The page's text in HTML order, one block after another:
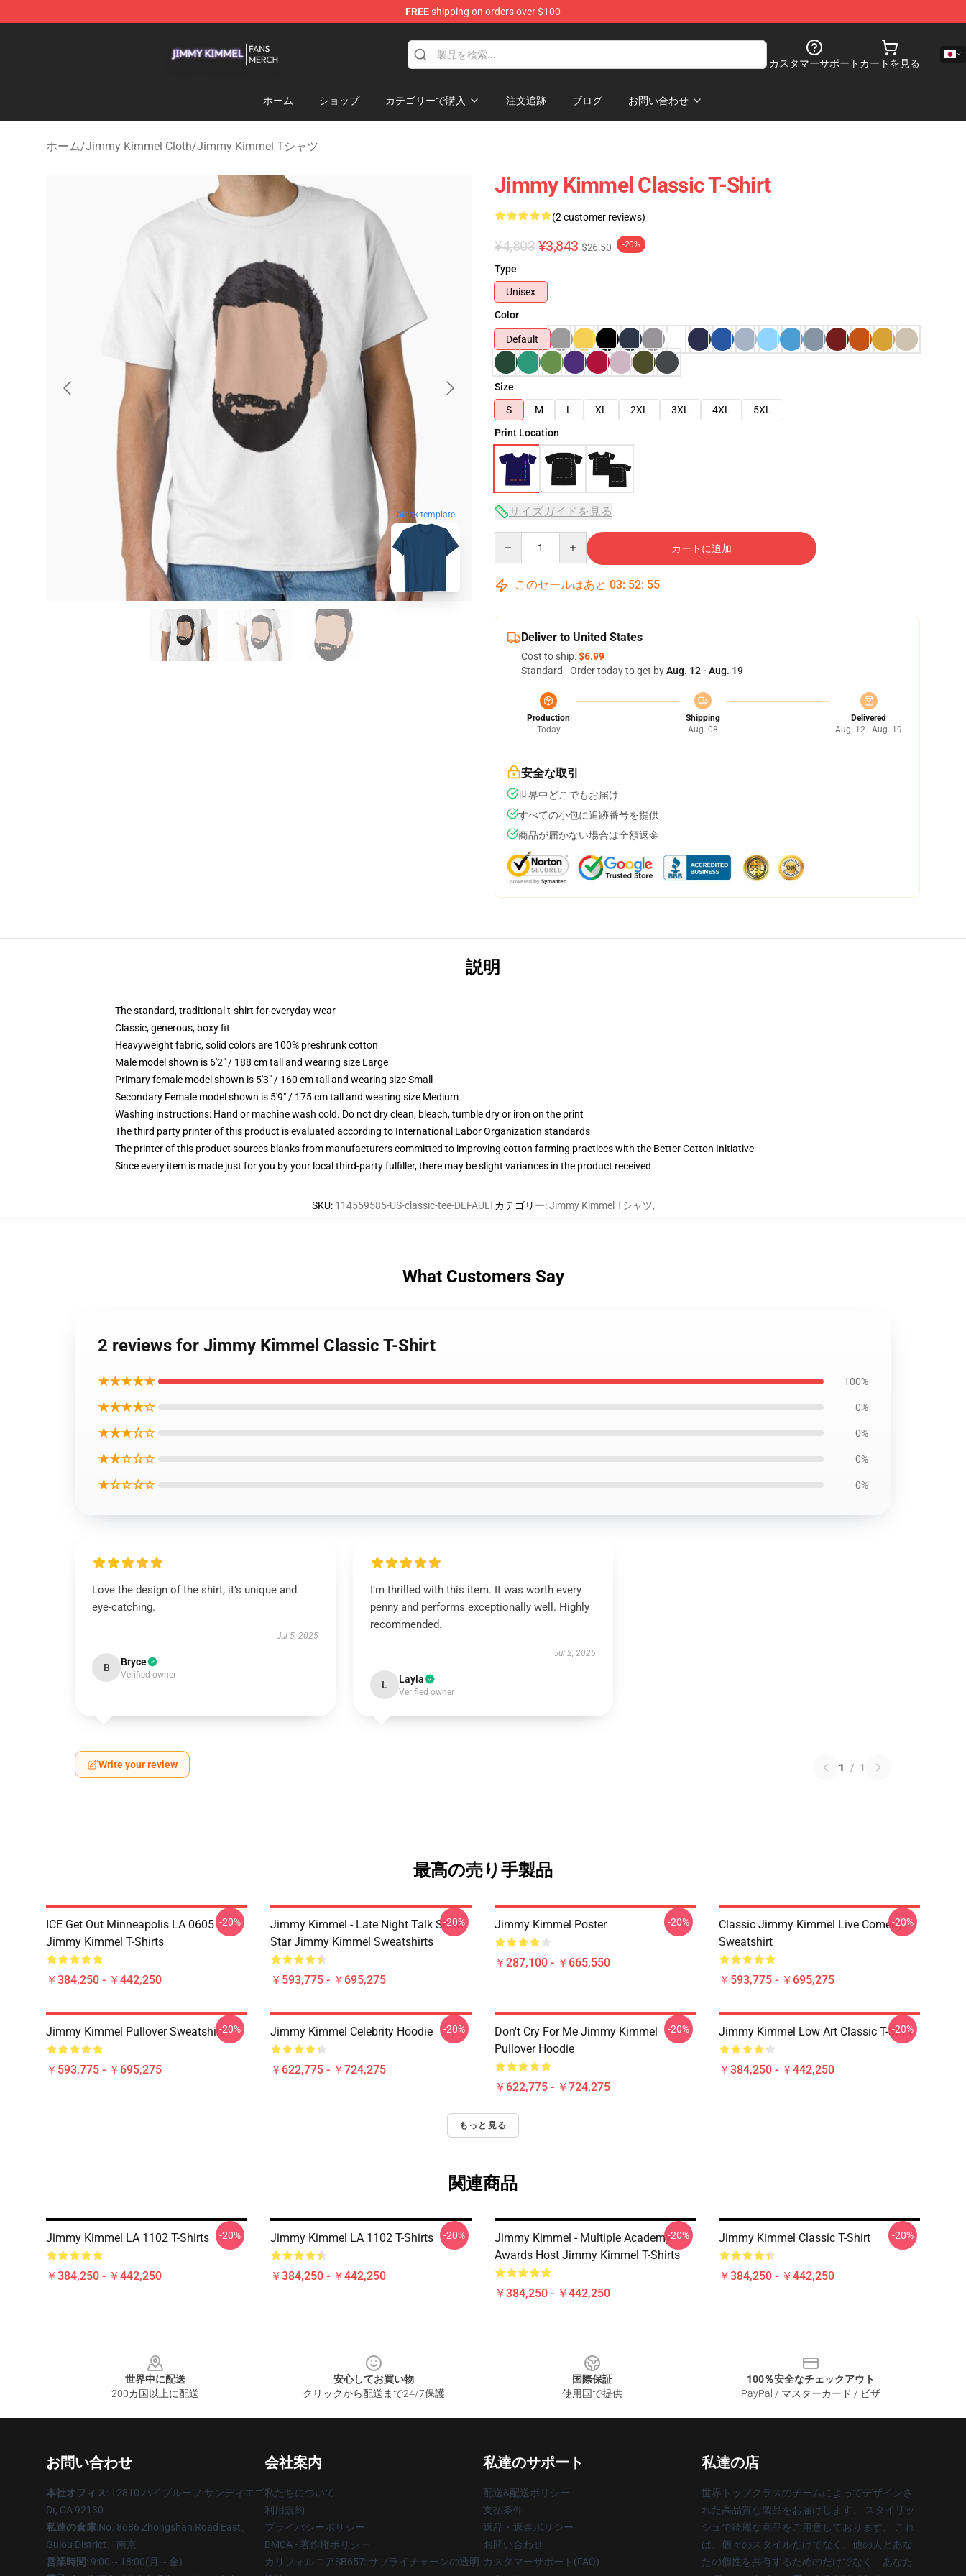
FREEshipping on orders over $100
カスタマーサポート カートを見る
ホーム ショップ カテゴリーで購入 注文追跡 ブログ お問い合わせ
ホーム/Jimmy Kimmel Cloth/Jimmy Kimmel Tシャツ
blank template
Jimmy Kimmel Classic T-Shirt
(2 customer reviews)
¥4,803 ¥3,843 $26.50 -20%
Type
Unisex
Color
Default
Size
S
M L XL 2XL 3XL 4XL
5XL
Print Location
サイズガイドを見る
カートに追加
このセールはあと 03: 52: 54
Deliver to United States
Cost to ship:$6.99
Standard - Order today to get byAug. 12 - Aug. 19
Production
Today
Shipping
Aug. 08
Delivered
Aug. 12 - Aug. 19
安全な取引
世界中どこでもお届け
すべての小包に追跡番号を提供
商品が届かない場合は全額返金
説明
The standard, traditional t-shirt for everyday wear
Classic, generous, boxy fit
Heavyweight fabric, solid colors are 100% preshrunk cotton
Male model shown is 6'2" / 188 cm tall and wearing size Large
Primary female model shown is 5'3" / 160 cm tall and wearing size Small
Secondary Female model shown is 5'9" / 175 cm tall and wearing size Medium
Washing instructions: Hand or machine wash cold. Do not dry clean, bleach, tumble dry or iron on the print
The third party printer of this product is evaluated according to International Labor Organization standards
The printer of this product sources blanks from manufacturers committed to improving cotton farming practices with the Better Cotton Initiative
Since every item is made just for you by your local third-party fulfiller, there may be slight variances in the product received
SKU: 114559585-US-classic-tee-DEFAULTカテゴリー:Jimmy Kimmel Tシャツ,
What Customers Say
2 reviews for Jimmy Kimmel Classic T-Shirt
★★★★★ 100%
★★★★☆ 0%
★★★☆☆ 0%
★★☆☆☆ 0%
★☆☆☆☆ 0%
Love the design of the shirt, it’s unique and
eye-catching.
Jul 5, 2025
B Bryce
Verified owner
I’m thrilled with this item. It was worth every
penny and performs exceptionally well. Highly
recommended.
Jul 2, 2025
L Layla
Verified owner
Write your review 1 / 1
最高の売り手製品
ICE Get Out Minneapolis LA 0605
Jimmy Kimmel T-Shirts
￥384,250 - ￥442,250
-20%
Jimmy Kimmel - Late Night Talk Show
Star Jimmy Kimmel Sweatshirts
￥593,775 - ￥695,275
-20% Jimmy Kimmel Poster
￥287,100 - ￥665,550
-20%
Classic Jimmy Kimmel Live Comedy
Sweatshirt
￥593,775 - ￥695,275
-20%
Jimmy Kimmel Pullover Sweatshirt
￥593,775 - ￥695,275
-20% Jimmy Kimmel Celebrity Hoodie
￥622,775 - ￥724,275
-20%
Don't Cry For Me Jimmy Kimmel
Pullover Hoodie
￥622,775 - ￥724,275
-20% Jimmy Kimmel Low Art Classic T-Shirt
￥384,250 - ￥442,250
-20%
もっと見る
関連商品
Jimmy Kimmel LA 1102 T-Shirts
￥384,250 - ￥442,250
-20% Jimmy Kimmel LA 1102 T-Shirts
￥384,250 - ￥442,250
-20%
Jimmy Kimmel - Multiple Academy
Awards Host Jimmy Kimmel T-Shirts
￥384,250 - ￥442,250
-20% Jimmy Kimmel Classic T-Shirt
￥384,250 - ￥442,250
-20%
世界中に配送
200カ国以上に配送
安心してお買い物
クリックから配送まで24/7保護
国際保証
使用国で提供
100％安全なチェックアウト
PayPal / マスターカード / ビザ
お問い合わせ
本社オフィス: 12810 ハイブルーフ サンディエゴ
Dr, CA 92130
私達の倉庫:No. 8686 Zhongshan Road East、
Gulou District、南京
営業時間: 9:00～18:00(月～金)
会社案内
私たちについて
利用規約
プライバシーポリシー
DMCA - 著作権ポリシー
カリフォルニアSB657: サプライチェーンの透明
私達のサポート
配送&配送ポリシー
支払条件
返品・返金ポリシー
お問い合わせ
カスタマーサポート(FAQ)
私達の店
世界トップクラスのチームによってデザインさ
れた高品質な製品をお届けします。 スタイリッ
シュで綺麗な商品をご用意しております。 これ
は、個々のスタイルだけでなく、他の人とあな
たの個性を共有するためのだけでなく、あなた